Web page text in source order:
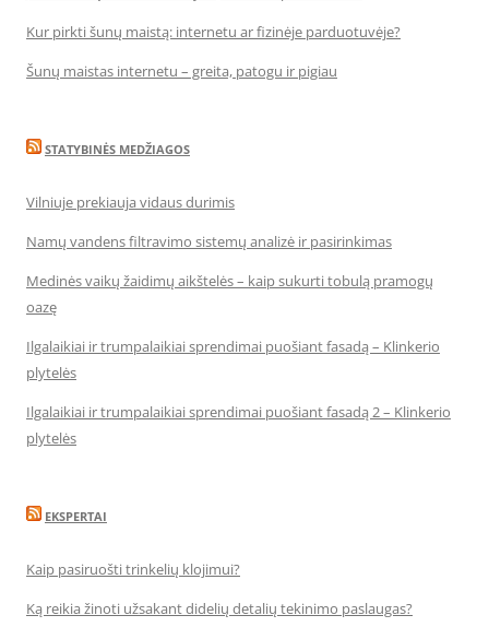
Kur pirkti šunų maistą: internetu ar fizinėje parduotuvėje?
Šunų maistas internetu – greita, patogu ir pigiau
STATYBINĖS MEDŽIAGOS
Vilniuje prekiauja vidaus durimis
Namų vandens filtravimo sistemų analizė ir pasirinkimas
Medinės vaikų žaidimų aikštelės – kaip sukurti tobulą pramogų
oazę
Ilgalaikiai ir trumpalaikiai sprendimai puošiant fasadą – Klinkerio
plytelės
Ilgalaikiai ir trumpalaikiai sprendimai puošiant fasadą 2 – Klinkerio
plytelės
EKSPERTAI
Kaip pasiruošti trinkelių klojimui?
Ką reikia žinoti užsakant didelių detalių tekinimo paslaugas?